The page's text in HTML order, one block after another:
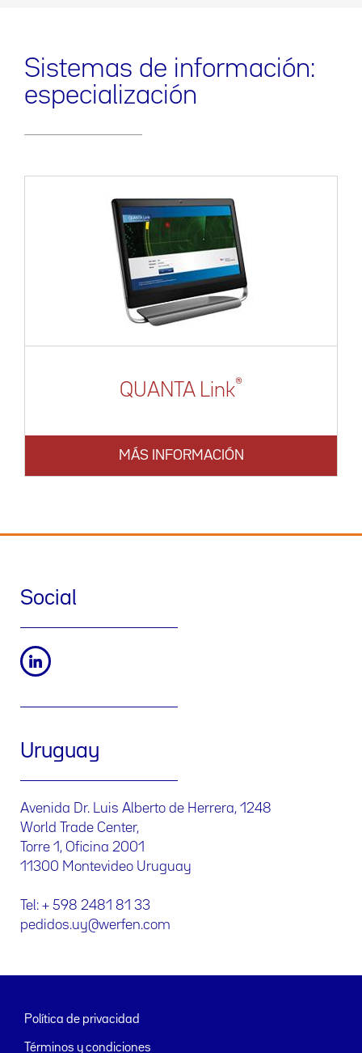
Sistemas de información:
especialización
QUANTA Link®
MÁS INFORMACIÓN
Social
Uruguay
Avenida Dr. Luis Alberto de Herrera, 1248
World Trade Center,
Torre 1, Oficina 2001
11300 Montevideo Uruguay
Tel: + 598 2481 81 33
pedidos.uy@werfen.com
Política de privacidad
Términos y condiciones